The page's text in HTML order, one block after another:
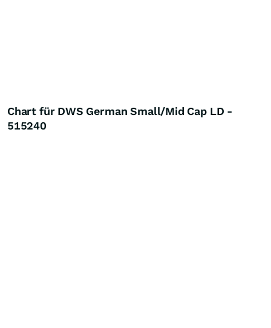
Chart für DWS German Small/Mid Cap LD -
515240